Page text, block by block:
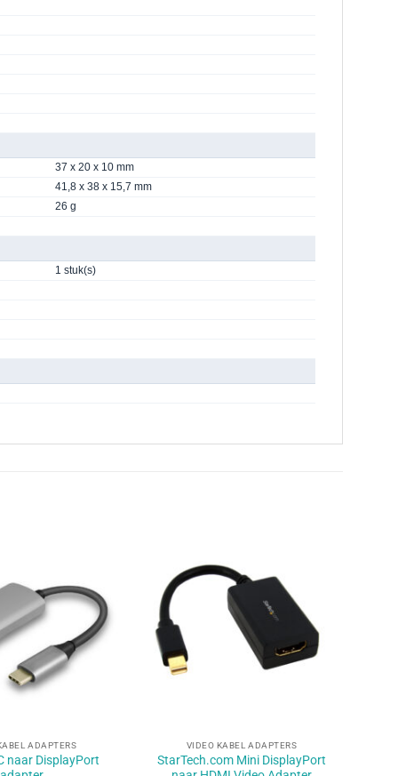
37 x 20 x 10 mm
41,8 x 38 x 15,7 mm
26 g
1 stuk(s)
ADAPTERS
naar DisplayPort
VIDEO KABEL ADAPTERS
StarTech.com Mini DisplayPort